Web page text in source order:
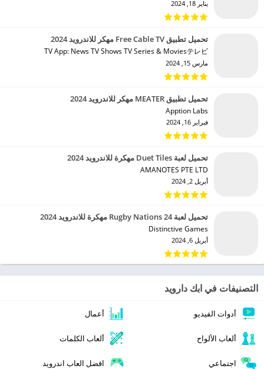
يناير 18, 2024
تحميل تطبيق Free Cable TV مهكر للاندرويد 2024
TV App: News TV Shows TV Series & Moviesテレビ‏
مارس 15, 2024
تحميل تطبيق MEATER مهكر للاندرويد 2024
Apption Labs‏
فبراير 16, 2024
تحميل لعبة Duet Tiles مهكرة للاندرويد 2024
AMANOTES PTE LTD‏
أبريل 2, 2024
تحميل لعبة Rugby Nations 24 مهكرة للاندرويد 2024
Distinctive Games‏
أبريل 6, 2024
التصنيفات في ابك دارويد
أدوات الفيديو أعمال
ألعاب الألواح ألعاب الكلمات
اجتماعي افضل العاب اندرويد